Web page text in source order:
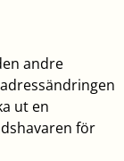
andre
ut en
för